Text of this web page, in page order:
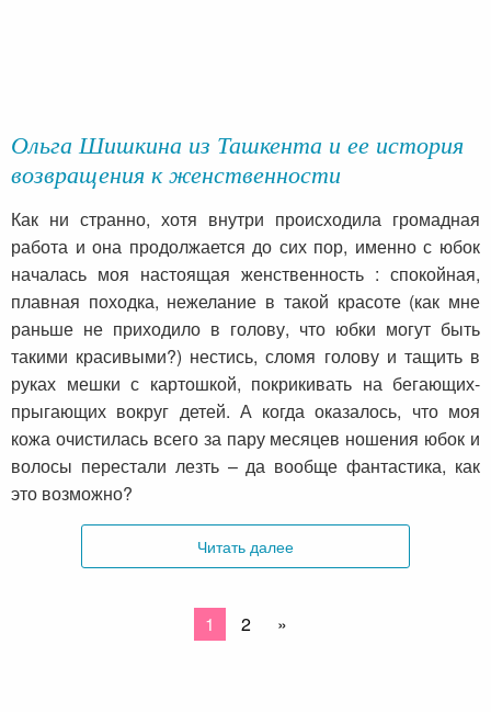
Ольга Шишкина из Ташкента и ее история
возвращения к женственности
Как ни странно, хотя внутри происходила громадная
работа и она продолжается до сих пор, именно с юбок
началась моя настоящая женственность : спокойная,
плавная походка, нежелание в такой красоте (как мне
раньше не приходило в голову, что юбки могут быть
такими красивыми?) нестись, сломя голову и тащить в
руках мешки с картошкой, покрикивать на бегающих-
прыгающих вокруг детей. А когда оказалось, что моя
кожа очистилась всего за пару месяцев ношения юбок и
волосы перестали лезть – да вообще фантастика, как
это возможно?
Читать далее
1 2 »